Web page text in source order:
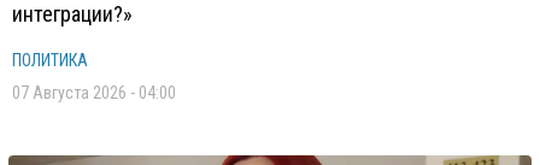
интеграции?»
ПОЛИТИКА
07 Августа 2026 - 04:00